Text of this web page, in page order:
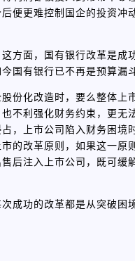
便更难控制国企的投资
方面，国有银行改革是
国有银行已不再是预算漏
份化改造时，要么整体
不利强化财务约束，更
，上市公司陷入财务困
的改革原则，如果这一原
后注入上市公司，既可
成功的改革都是从突破